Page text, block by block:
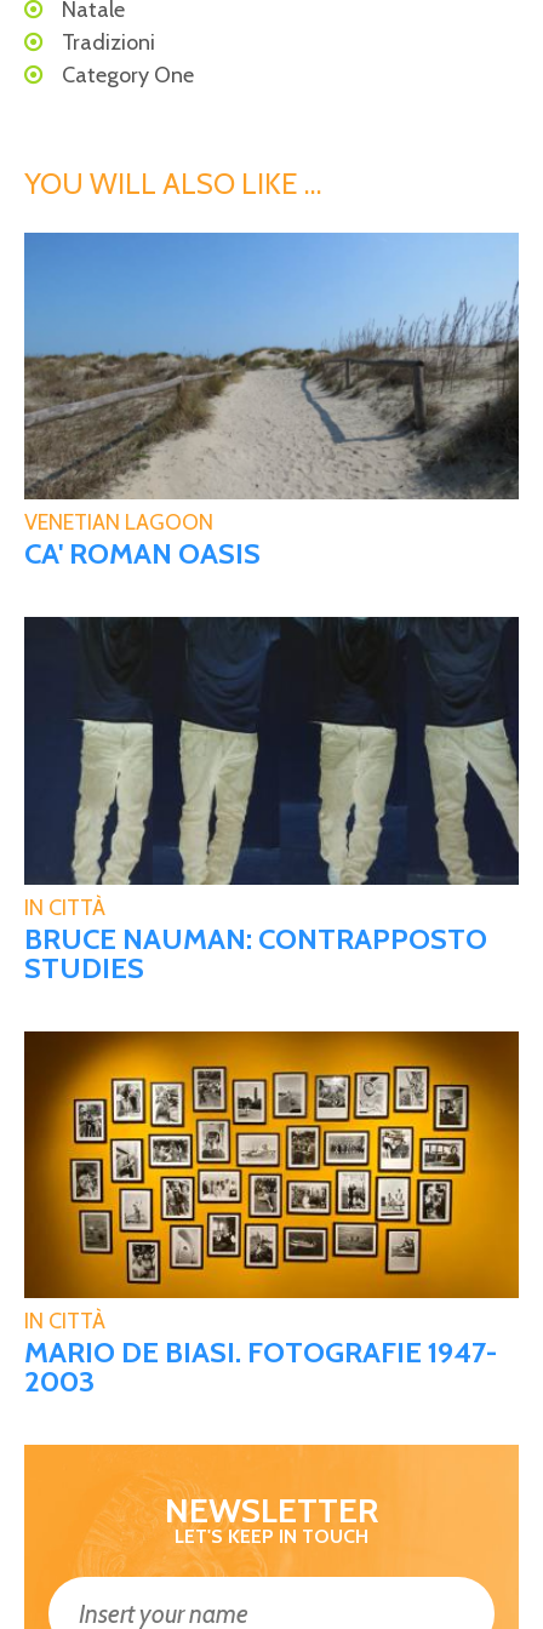
Natale
Tradizioni
Category One
YOU WILL ALSO LIKE …
VENETIAN LAGOON
CA' ROMAN OASIS
IN CITTÀ
BRUCE NAUMAN: CONTRAPPOSTO
STUDIES
IN CITTÀ
MARIO DE BIASI. FOTOGRAFIE 1947-
2003
NEWSLETTER
LET'S KEEP IN TOUCH